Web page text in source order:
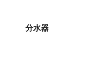
分水器